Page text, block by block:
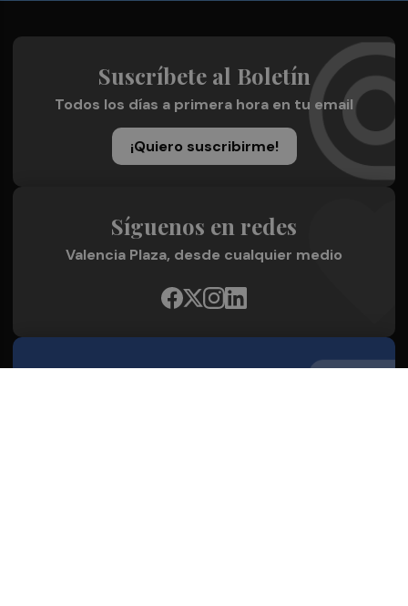
Suscríbete al Boletín
Todos los días a primera hora en tu email
¡Quiero suscribirme!
Síguenos en redes
Valencia Plaza, desde cualquier medio
Quienes Somos